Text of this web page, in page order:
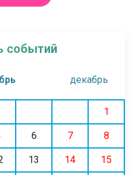
событий
декабрь
1
6 7 8
13 14 15